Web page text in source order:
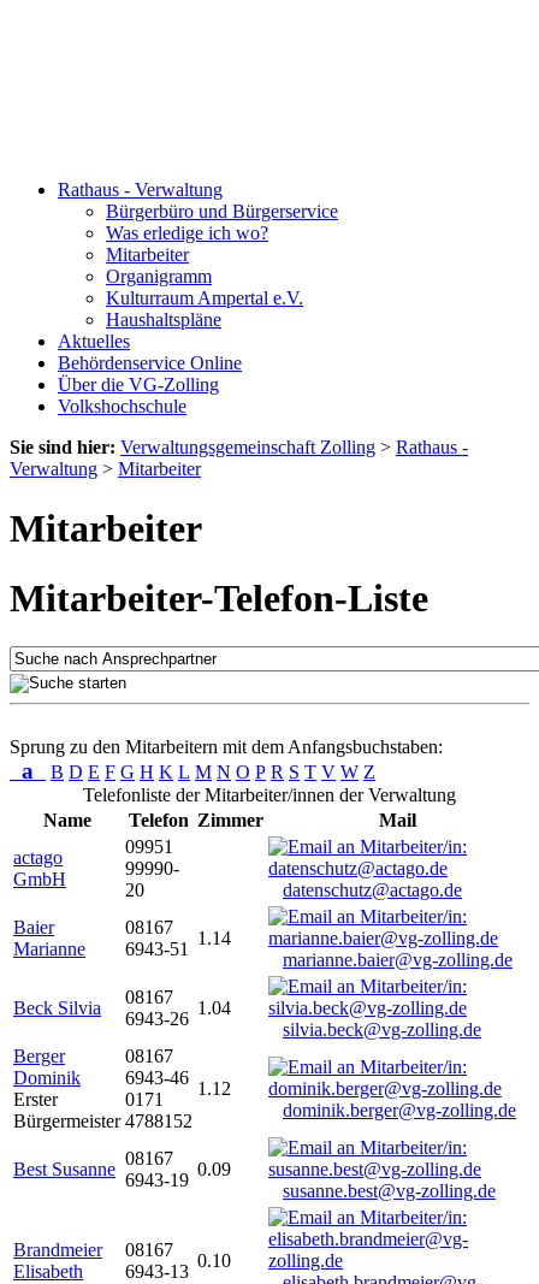
Rathaus - Verwaltung
Bürgerbüro und Bürgerservice
Was erledige ich wo?
Mitarbeiter
Organigramm
Kulturraum Ampertal e.V.
Haushaltspläne
Aktuelles
Behördenservice Online
Über die VG-Zolling
Volkshochschule
Sie sind hier: Verwaltungsgemeinschaft Zolling > Rathaus -
Verwaltung > Mitarbeiter
Mitarbeiter
Mitarbeiter-Telefon-Liste
Sprung zu den Mitarbeitern mit dem Anfangsbuchstaben:
a B D E F G H K L M N O P R S T V W Z
Telefonliste der Mitarbeiter/innen der Verwaltung
Name
Telefon Zimmer
Mail
actago
GmbH
09951
99990-
20
datenschutz@actago.de
Baier
Marianne
08167
6943-51
1.14
marianne.baier@vg-zolling.de
Beck Silvia
08167
6943-26
1.04
silvia.beck@vg-zolling.de
Berger
Dominik
Erster
Bürgermeister
08167
6943-46
0171
4788152
1.12
dominik.berger@vg-zolling.de
Best Susanne
08167
6943-19
0.09
susanne.best@vg-zolling.de
Brandmeier
Elisabeth
08167
6943-13
0.10